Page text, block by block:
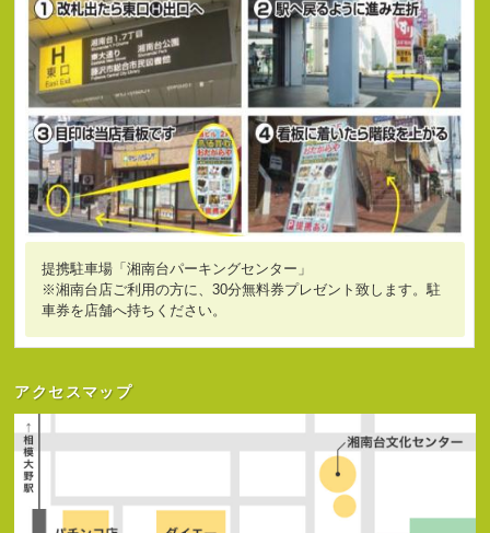
提携駐車場「湘南台パーキングセンター」
※湘南台店ご利用の方に、30分無料券プレゼント致します。駐
車券を店舗へ持ちください。
アクセスマップ